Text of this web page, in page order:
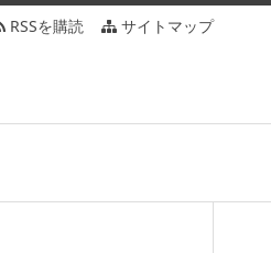
サイトマップ
RSSを購読